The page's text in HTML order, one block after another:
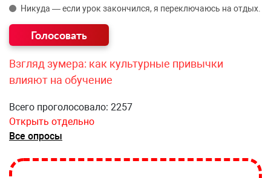
Никуда — если урок закончился, я переключаюсь на отдых.
Взгляд зумера: как культурные привычки
влияют на обучение
Всего проголосовало: 2257
Открыть отдельно
Все опросы